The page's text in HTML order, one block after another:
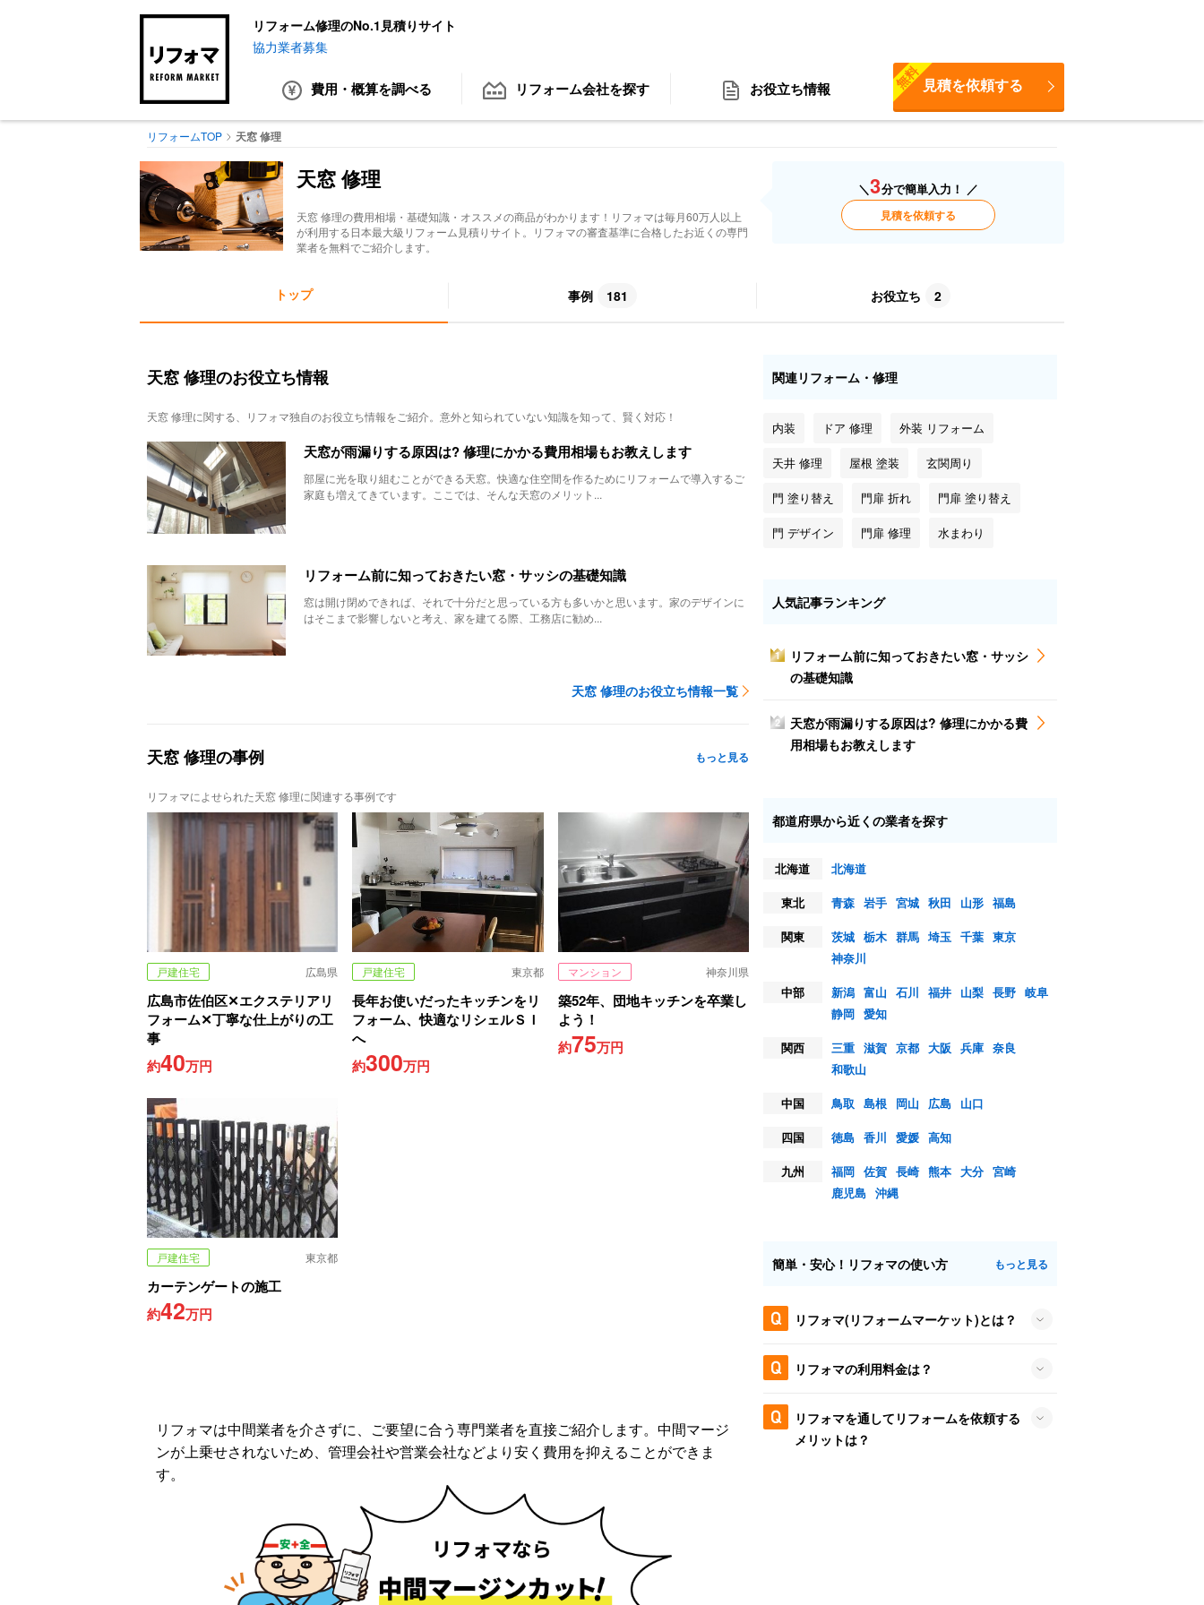
リフォーム修理のNo.1見積りサイト
協力業者募集
費用・概算を調べる リフォーム会社を探す お役立ち情報 見積を依頼する
無料
リフォームTOP 天窓 修理
天窓 修理
天窓 修理の費用相場・基礎知識・オススメの商品がわかります！リフォマは毎月60万人以上
が利用する日本最大級リフォーム見積りサイト。リフォマの審査基準に合格したお近くの専門
業者を無料でご紹介します。
＼3分で簡単入力！ ／
見積を依頼する
トップ 事例 181 お役立ち 2
天窓 修理のお役立ち情報
天窓 修理に関する、リフォマ独自のお役立ち情報をご紹介。意外と知られていない知識を知って、賢く対応！
天窓が雨漏りする原因は? 修理にかかる費用相場もお教えします
部屋に光を取り組むことができる天窓。快適な住空間を作るためにリフォームで導入するご
家庭も増えてきています。ここでは、そんな天窓のメリット...
リフォーム前に知っておきたい窓・サッシの基礎知識
窓は開け閉めできれば、それで十分だと思っている方も多いかと思います。家のデザインに
はそこまで影響しないと考え、家を建てる際、工務店に勧め...
天窓 修理のお役立ち情報一覧
天窓 修理の事例 もっと見る
リフォマによせられた天窓 修理に関連する事例です
戸建住宅 広島県
広島市佐伯区✕エクステリアリ
フォーム✕丁寧な仕上がりの工
事
約40万円
戸建住宅 東京都
長年お使いだったキッチンをリ
フォーム、快適なリシェルＳＩ
へ
約300万円
マンション 神奈川県
築52年、団地キッチンを卒業し
よう！
約75万円
戸建住宅 東京都
カーテンゲートの施工
約42万円
リフォマは中間業者を介さずに、ご要望に合う専門業者を直接ご紹介します。中間マージ
ンが上乗せされないため、管理会社や営業会社などより安く費用を抑えることができま
す。
関連リフォーム・修理
内装 ドア 修理 外装 リフォーム
天井 修理 屋根 塗装 玄関周り
門 塗り替え 門扉 折れ 門扉 塗り替え
門 デザイン 門扉 修理 水まわり
人気記事ランキング
1
リフォーム前に知っておきたい窓・サッシ
の基礎知識
2
天窓が雨漏りする原因は? 修理にかかる費
用相場もお教えします
都道府県から近くの業者を探す
北海道
北海道
東北
青森 岩手 宮城 秋田 山形 福島
関東
茨城 栃木 群馬 埼玉 千葉 東京
神奈川
中部
新潟 富山 石川 福井 山梨 長野 岐阜
静岡 愛知
関西
三重 滋賀 京都 大阪 兵庫 奈良
和歌山
中国
鳥取 島根 岡山 広島
山口
四国
徳島 香川 愛媛 高知
九州
福岡 佐賀 長崎 熊本 大分 宮崎
鹿児島 沖縄
簡単・安心！リフォマの使い方 もっと見る
リフォマ(リフォームマーケット)とは？
リフォマの利用料金は？
リフォマを通してリフォームを依頼する
メリットは？